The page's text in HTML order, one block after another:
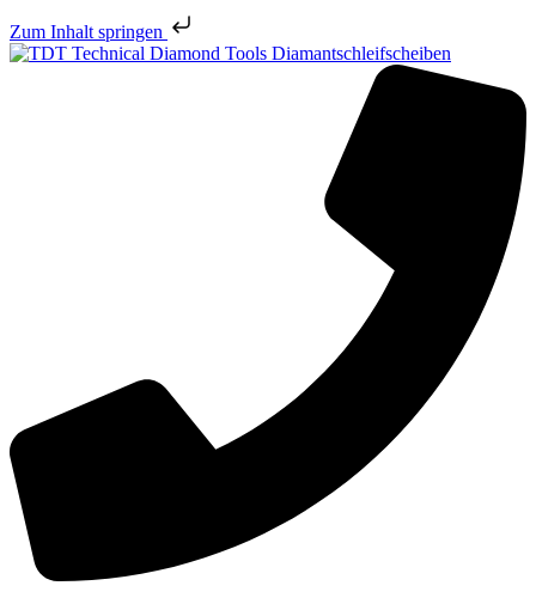
Zum Inhalt springen